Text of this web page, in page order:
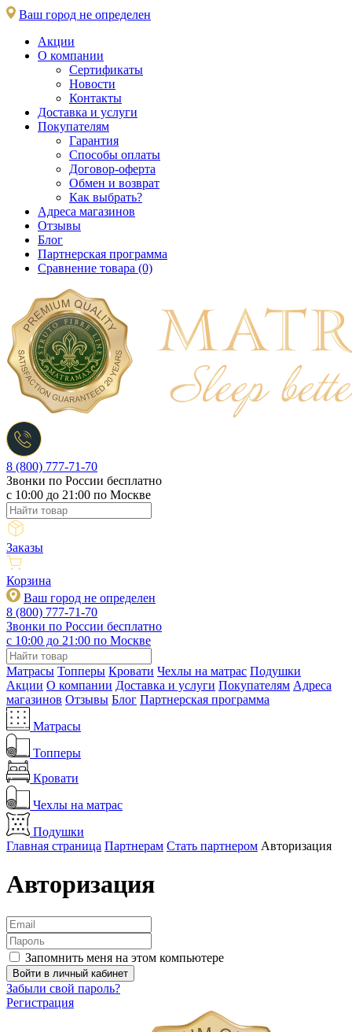
Ваш город не определен
Акции
О компании
Сертификаты
Новости
Контакты
Доставка и услуги
Покупателям
Гарантия
Способы оплаты
Договор-оферта
Обмен и возврат
Как выбрать?
Адреса магазинов
Отзывы
Блог
Партнерская программа
Сравнение товара (0)
8 (800) 777-71-70
Звонки по России бесплатно
c 10:00 до 21:00 по Москве
Заказы
Корзина
Ваш город не определен
8 (800) 777-71-70
Звонки по России бесплатно
c 10:00 до 21:00 по Москве
Матрасы Топперы Кровати Чехлы на матрас Подушки
Акции О компании Доставка и услуги Покупателям Адреса
магазинов Отзывы Блог Партнерская программа
Матрасы
Топперы
Кровати
Чехлы на матрас
Подушки
Главная страница Партнерам Стать партнером Авторизация
Авторизация
Запомнить меня на этом компьютере
Забыли свой пароль?
Регистрация